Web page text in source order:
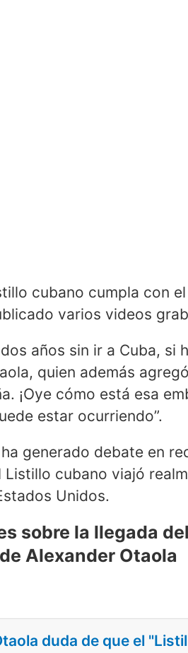
cubano cumpla con
varios videos
años sin ir a Cuba, si
quien además
¡Oye cómo está esa
estar ocurriendo”.
generado debate en
cubano viajó
Unidos.
sobre la llegada
Alexander Otaola
duda de que el